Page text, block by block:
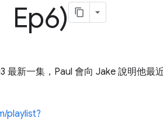
Ep6)
最新一集，Paul 會向 Jake 說明他最
playlist?